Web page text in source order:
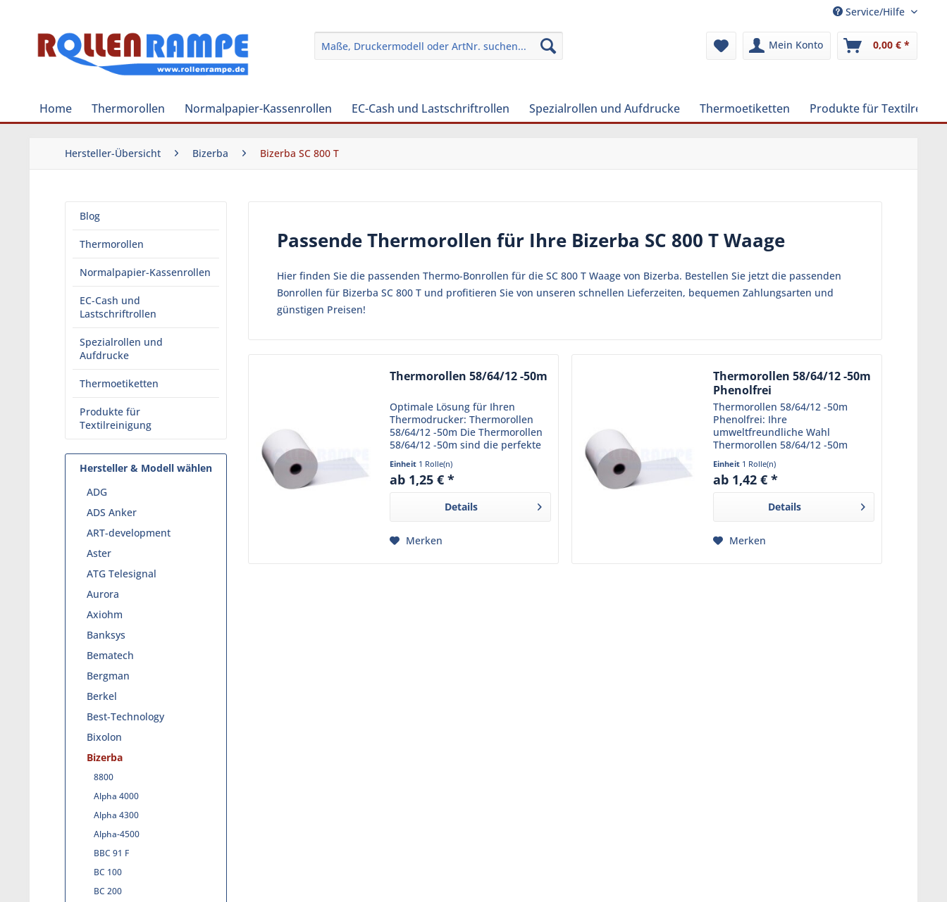
Service/Hilfe
Mein Konto 0,00 € *
Home Thermorollen Normalpapier-Kassenrollen EC-Cash und Lastschriftrollen Spezialrollen und Aufdrucke Thermoetiketten Produkte für
Hersteller-Übersicht Bizerba Bizerba SC 800 T
Blog
Thermorollen
Normalpapier-Kassenrollen
EC-Cash und
Lastschriftrollen
Spezialrollen und
Aufdrucke
Thermoetiketten
Produkte für
Textilreinigung
Hersteller & Modell wählen
ADG
ADS Anker
ART-development
Aster
ATG Telesignal
Aurora
Axiohm
Banksys
Bematech
Bergman
Berkel
Best-Technology
Bixolon
Bizerba
8800
Alpha 4000
Alpha 4300
Alpha-4500
BBC 91 F
BC 100
BC 200
Passende Thermorollen für Ihre Bizerba SC 800 T Waage
Hier finden Sie die passenden Thermo-Bonrollen für die SC 800 T Waage von Bizerba. Bestellen Sie jetzt die passenden
Bonrollen für Bizerba SC 800 T und profitieren Sie von unseren schnellen Lieferzeiten, bequemen Zahlungsarten und
günstigen Preisen!
Thermorollen 58/64/12 -50m
Optimale Lösung für Ihren
Thermodrucker: Thermorollen
58/64/12 -50m Die Thermorollen
58/64/12 -50m sind die perfekte
Wahl für Ihren Thermodrucker
am Point-of-Sale. Mit den Maßen
57 mm, 64 mm und 12 mm bieten
Einheit 1 Rolle(n)
ab 1,25 € *
Details
Merken
Thermorollen 58/64/12 -50m
Phenolfrei
Thermorollen 58/64/12 -50m
Phenolfrei: Ihre
umweltfreundliche Wahl
Thermorollen 58/64/12 -50m
Phenolfrei sind eine
hervorragende Wahl für alle, die
Wert auf Qualität und
Diese Thermorollen sind...
Einheit 1 Rolle(n)
ab 1,42 € *
Details
Merken